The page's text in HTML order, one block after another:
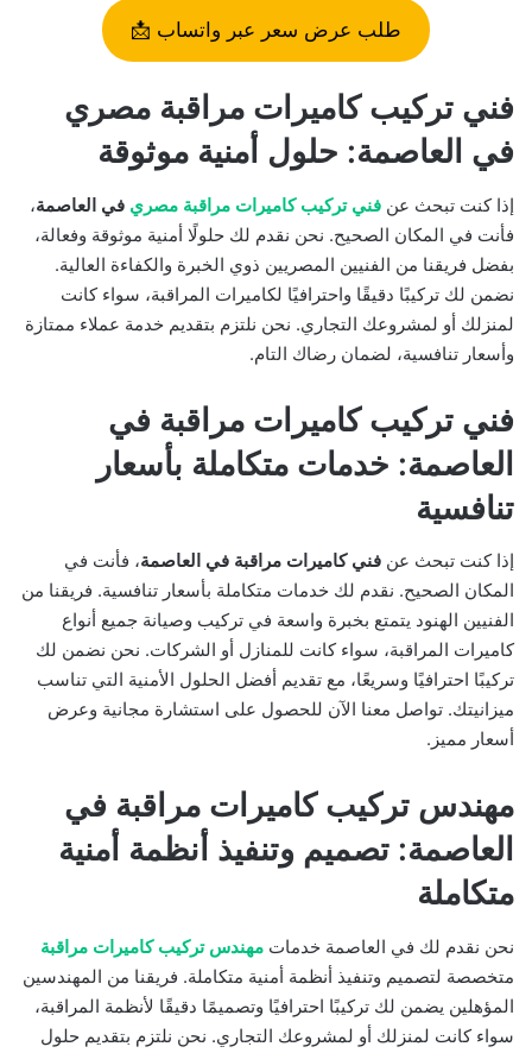
طلب عرض سعر عبر واتساب 📩
فني تركيب كاميرات مراقبة مصري
في العاصمة: حلول أمنية موثوقة
إذا كنت تبحث عن فني تركيب كاميرات مراقبة مصري في العاصمة،
فأنت في المكان الصحيح. نحن نقدم لك حلولًا أمنية موثوقة وفعالة،
بفضل فريقنا من الفنيين المصريين ذوي الخبرة والكفاءة العالية.
نضمن لك تركيبًا دقيقًا واحترافيًا لكاميرات المراقبة، سواء كانت
لمنزلك أو لمشروعك التجاري. نحن نلتزم بتقديم خدمة عملاء ممتازة
وأسعار تنافسية، لضمان رضاك التام.
فني تركيب كاميرات مراقبة في
العاصمة: خدمات متكاملة بأسعار
تنافسية
إذا كنت تبحث عن فني كاميرات مراقبة في العاصمة، فأنت في
المكان الصحيح. نقدم لك خدمات متكاملة بأسعار تنافسية. فريقنا من
الفنيين الهنود يتمتع بخبرة واسعة في تركيب وصيانة جميع أنواع
كاميرات المراقبة، سواء كانت للمنازل أو الشركات. نحن نضمن لك
تركيبًا احترافيًا وسريعًا، مع تقديم أفضل الحلول الأمنية التي تناسب
ميزانيتك. تواصل معنا الآن للحصول على استشارة مجانية وعرض
أسعار مميز.
مهندس تركيب كاميرات مراقبة في
العاصمة: تصميم وتنفيذ أنظمة أمنية
متكاملة
نحن نقدم لك في العاصمة خدمات مهندس تركيب كاميرات مراقبة
متخصصة لتصميم وتنفيذ أنظمة أمنية متكاملة. فريقنا من المهندسين
المؤهلين يضمن لك تركيبًا احترافيًا وتصميمًا دقيقًا لأنظمة المراقبة،
سواء كانت لمنزلك أو لمشروعك التجاري. نحن نلتزم بتقديم حلول